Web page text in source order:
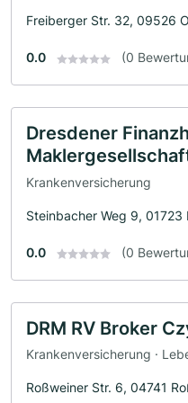
Freiberger Str. 32, 09526
0.0 (0
Dresdener
Krankenversicherung
Steinbacher Weg 9, 01723
0.0 (0
DRM RV Broker
Krankenversicherung ·
Roßweiner Str. 6, 04741